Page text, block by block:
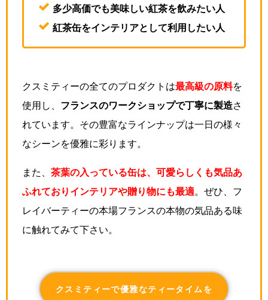
多少高価でも美味しい紅茶を飲みたい人
紅茶缶をインテリアとして利用したい人
クスミティーの全てのプロダクトは最高級の原料を
使用し、 フランスのワークショップで丁寧に製造さ
れています。その豊富なラインナップは一日の様々
なシーンを優雅に彩ります。
また、 茶葉の入っている缶は、可愛らしくも気品あ
ふれておりインテリアや贈り物にも最適 。ぜひ、フ
レイバーティーの本場フランスの本物の気品ある味
に触れてみて下さい。
クスミティーで優雅なティータイムを